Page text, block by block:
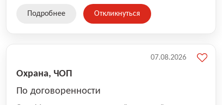
Подробнее Откликнуться
Охрана, ЧОП
По договоренности
07.08.2026